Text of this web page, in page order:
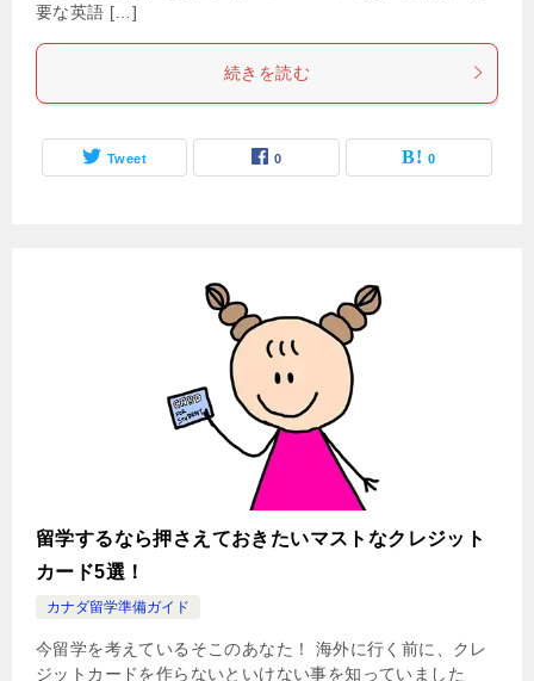
要な英語 […]
続きを読む
Tweet 0 0
留学するなら押さえておきたいマストなクレジット
カード5選！
カナダ留学準備ガイド
今留学を考えているそこのあなた！ 海外に行く前に、クレ
ジットカードを作らないといけない事を知っていました